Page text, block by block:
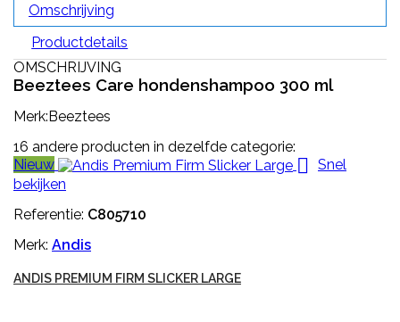
Omschrijving
Productdetails
OMSCHRIJVING
Beeztees Care hondenshampoo 300 ml
Merk:Beeztees
16 andere producten in dezelfde categorie:
Nieuw
 Snel
bekijken
Referentie: C805710
Merk: Andis
ANDIS PREMIUM FIRM SLICKER LARGE